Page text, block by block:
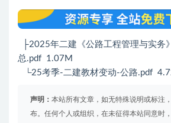
├2025年二建《公路工程管理与实务
总.pdf 1.07M
└25考季-二建教材变动-公路.pdf
声明： 本站所有文章，如无特殊说明或标注
布。任何个人或组织，在未征得本站同意时